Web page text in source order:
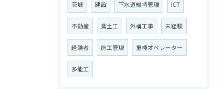
茨城 建設 下水道維持管理 ICT
不動産 鳶土工 外構工事 未経験
経験者 施工管理 重機オペレーター
多能工